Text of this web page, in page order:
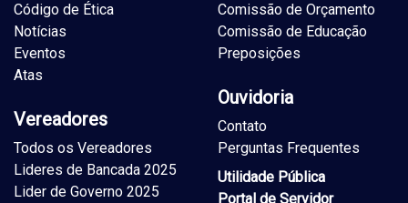
Código de Ética
Notícias
Eventos
Atas
Vereadores
Todos os Vereadores
Lideres de Bancada 2025
Lider de Governo 2025
Comissão de Orçamento
Comissão de Educação
Preposições
Ouvidoria
Contato
Perguntas Frequentes
Utilidade Pública
Portal de Servidor